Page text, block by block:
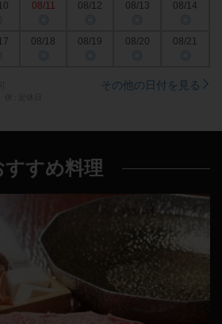
08/11
◎
08/12
◎
08/13
◎
08/14
◎
08/18
◎
08/19
◎
08/20
◎
08/21
◎
その他の日付を見る
すすめ料理